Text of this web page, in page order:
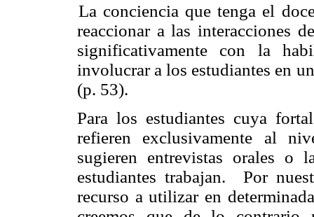
La conciencia que tenga el
reaccionar a las interacciones
significativamente con la
involucrar a los estudiantes en
(p. 53).
Para los estudiantes cuya
refieren exclusivamente al
sugieren entrevistas orales o
estudiantes trabajan.
Por
recurso a utilizar en